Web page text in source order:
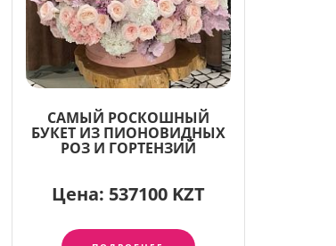
САМЫЙ РОСКОШНЫЙ
БУКЕТ ИЗ ПИОНОВИДНЫХ
РОЗ И ГОРТЕНЗИЙ
Цена: 537100 KZT